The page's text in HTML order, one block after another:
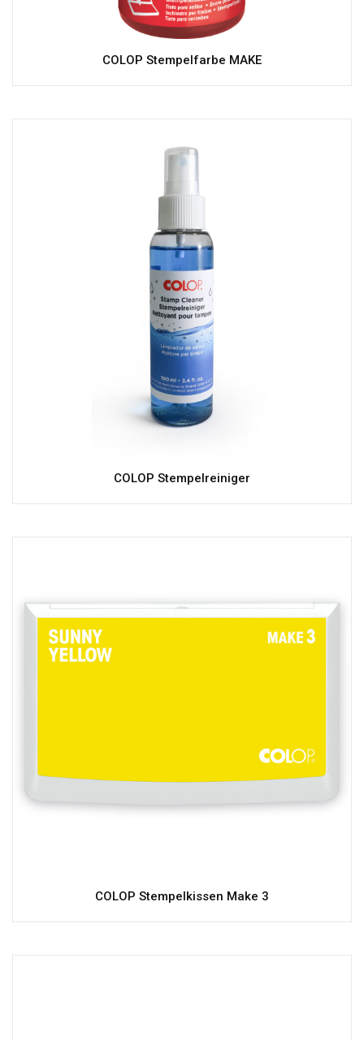
COLOP Stempelfarbe MAKE
COLOP Stempelreiniger
COLOP Stempelkissen Make 3